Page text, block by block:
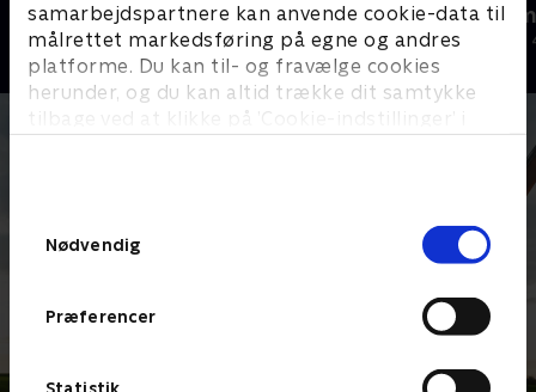
samarbejdspartnere kan anvende cookie-data til
målrettet markedsføring på egne og andres
platforme. Du kan til- og fravælge cookies
herunder, og du kan altid trække dit samtykke
tilbage ved at klikke på ’Cookie-indstillinger’ i
Nødvendig
Præferencer
Statistik
Jul på slottet - Warwick
2020 • Livsstil • 46 min
Julelys for
2022 • Livsstil •